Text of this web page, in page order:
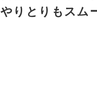
やりとりもスム